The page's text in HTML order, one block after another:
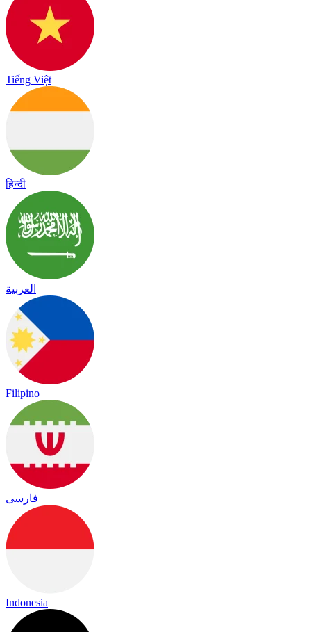
Tiếng Việt
हिन्दी
العربية
Filipino
فارسی
Indonesia